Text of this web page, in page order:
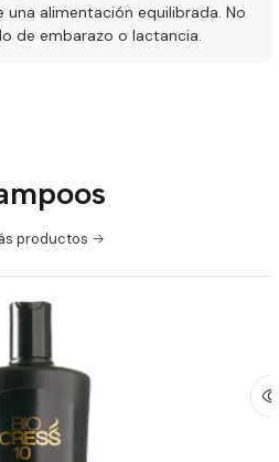
alimentación equilibrada. No
de embarazo o lactancia.
productos